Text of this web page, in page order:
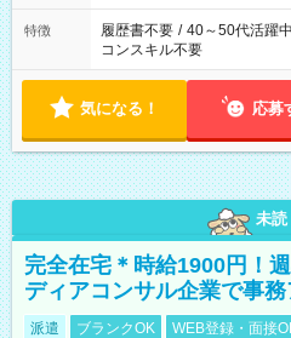
特徴 履歴書不要 / 40～50代活躍中
コンスキル不要
気になる！ 応募
未読
完全在宅＊時給1900円！
ディアコンサル企業で事
派遣 ブランクOK WEB登録・面接